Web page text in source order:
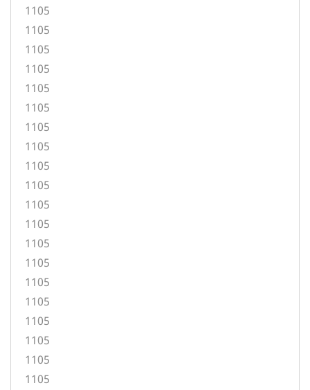
1105
1105
1105
1105
1105
1105
1105
1105
1105
1105
1105
1105
1105
1105
1105
1105
1105
1105
1105
1105